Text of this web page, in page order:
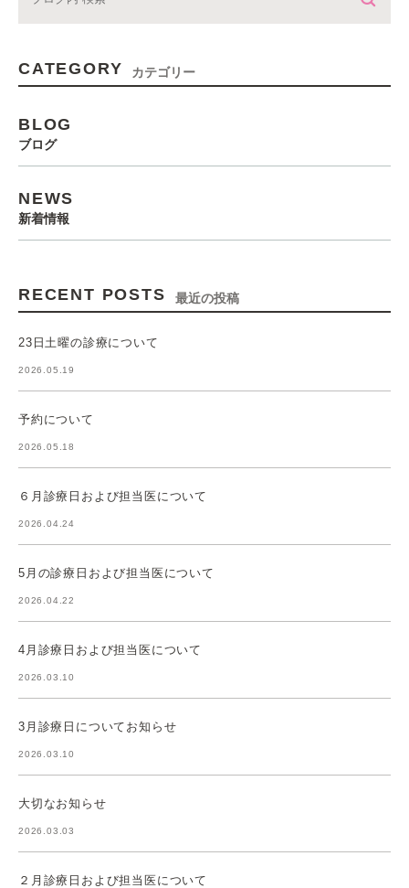
CATEGORY カテゴリー
BLOG
ブログ
NEWS
新着情報
RECENT POSTS 最近の投稿
23日土曜の診療について
2026.05.19
予約について
2026.05.18
６月診療日および担当医について
2026.04.24
5月の診療日および担当医について
2026.04.22
4月診療日および担当医について
2026.03.10
3月診療日についてお知らせ
2026.03.10
大切なお知らせ
2026.03.03
２月診療日および担当医について